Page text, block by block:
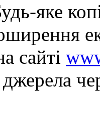
яке
сайті